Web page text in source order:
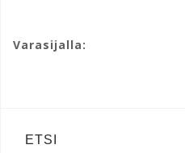
Varasijalla:
ETSI